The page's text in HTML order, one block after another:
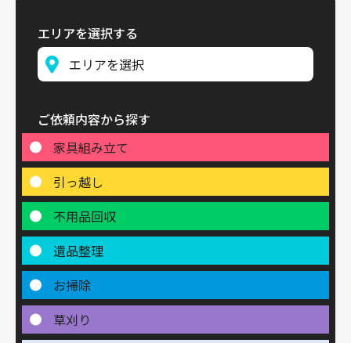
エリアを選択する
ご依頼内容から探す
家具組み立て
引っ越し
不用品回収
遺品整理
お掃除
草刈り